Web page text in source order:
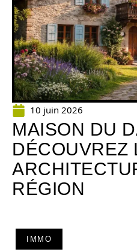
10 juin 2026
MAISON DU
DÉCOUVREZ
RÉGION
IMMO